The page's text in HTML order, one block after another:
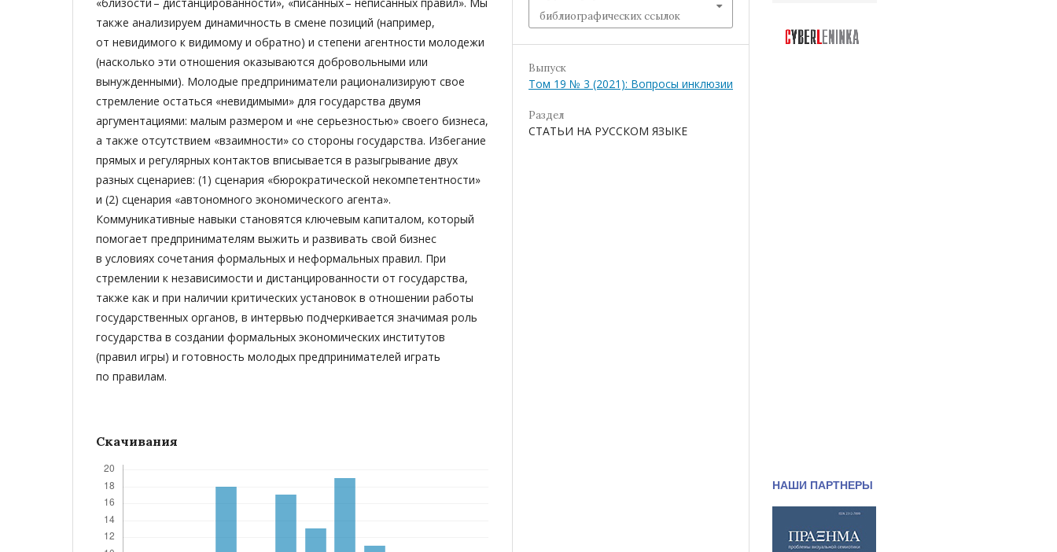
также анализируем динамичность в смене позиций (например,
от невидимого к видимому и обратно) и степени агентности молодежи
(насколько эти отношения оказываются добровольными или
вынужденными). Молодые предприниматели рационализируют свое
стремление остаться «невидимыми» для государства двумя
аргументациями: малым размером и «не серьезностью» своего бизнеса,
а также отсутствием «взаимности» со стороны государства. Избегание
прямых и регулярных контактов вписывается в разыгрывание двух
разных сценариев: (1) сценария «бюрократической некомпетентности»
и (2) сценария «автономного экономического агента».
Коммуникативные навыки становятся ключевым капиталом, который
помогает предпринимателям выжить и развивать свой бизнес
в условиях сочетания формальных и неформальных правил. При
стремлении к независимости и дистанцированности от государства,
также как и при наличии критических установок в отношении работы
государственных органов, в интервью подчеркивается значимая роль
государства в создании формальных экономических институтов
(правил игры) и готовность молодых предпринимателей играть
по правилам.
Скачивания
библиографических ссылок
Выпуск
Том 19 № 3 (2021): Вопросы инклюзии
Раздел
СТАТЬИ НА РУССКОМ ЯЗЫКЕ
НАШИ ПАРТНЕРЫ